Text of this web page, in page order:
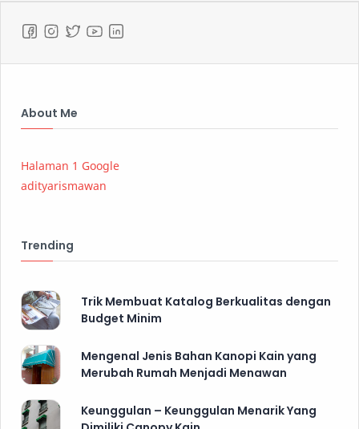
About Me
Halaman 1 Google
adityarismawan
Trending
Trik Membuat Katalog Berkualitas dengan
Budget Minim
Mengenal Jenis Bahan Kanopi Kain yang
Merubah Rumah Menjadi Menawan
Keunggulan – Keunggulan Menarik Yang